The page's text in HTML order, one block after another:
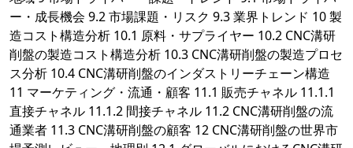
ー・成長機会 9.2 市場課題・リスク 9.3 業界トレンド 10 製
造コスト構造分析 10.1 原料・サプライヤー 10.2 CNC溝研
削盤の製造コスト構造分析 10.3 CNC溝研削盤の製造プロセ
ス分析 10.4 CNC溝研削盤のインダストリーチェーン構造
11 マーケティング・流通・顧客 11.1 販売チャネル 11.1.1
直接チャネル 11.1.2 間接チャネル 11.2 CNC溝研削盤の流
通業者 11.3 CNC溝研削盤の顧客 12 CNC溝研削盤の世界市